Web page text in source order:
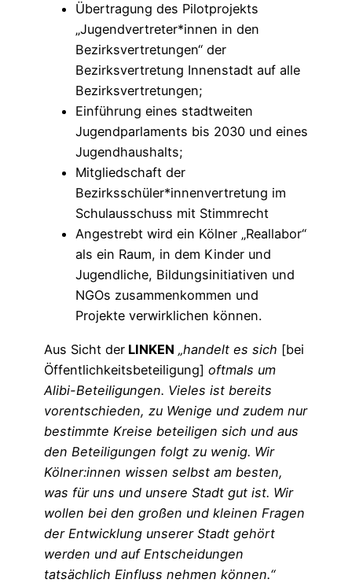
Übertragung des Pilotprojekts
„Jugendvertreter*innen in den
Bezirksvertretungen“ der
Bezirksvertretung Innenstadt auf alle
Bezirksvertretungen;
Einführung eines stadtweiten
Jugendparlaments bis 2030 und eines
Jugendhaushalts;
Mitgliedschaft der
Bezirksschüler*innenvertretung im
Schulausschuss mit Stimmrecht
Angestrebt wird ein Kölner „Reallabor“
als ein Raum, in dem Kinder und
Jugendliche, Bildungsinitiativen und
NGOs zusammenkommen und
Projekte verwirklichen können.
Aus Sicht der LINKEN „handelt es sich [bei
Öffentlichkeitsbeteiligung] oftmals um
Alibi-Beteiligungen. Vieles ist bereits
vorentschieden, zu Wenige und zudem nur
bestimmte Kreise beteiligen sich und aus
den Beteiligungen folgt zu wenig. Wir
Kölner:innen wissen selbst am besten,
was für uns und unsere Stadt gut ist. Wir
wollen bei den großen und kleinen Fragen
der Entwicklung unserer Stadt gehört
werden und auf Entscheidungen
tatsächlich Einfluss nehmen können.“